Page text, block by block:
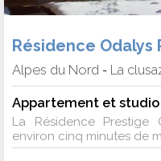
Résidence Odalys
Alpes du Nord - La
La Résidence
environ cinq minutes de